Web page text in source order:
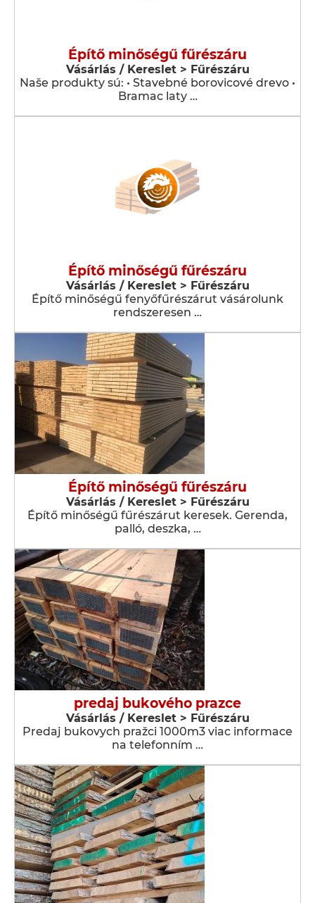
Építő minőségű fűrészáru
Vásárlás / Kereslet > Fűrészáru
Naše produkty sú: • Stavebné borovicové drevo •
Bramac laty …
Építő minőségű fűrészáru
Vásárlás / Kereslet > Fűrészáru
Építő minőségű fenyőfűrészárut vásárolunk
rendszeresen …
Építő minőségű fűrészáru
Vásárlás / Kereslet > Fűrészáru
Építő minőségű fűrészárut keresek. Gerenda,
palló, deszka, …
predaj bukového prazce
Vásárlás / Kereslet > Fűrészáru
Predaj bukovych pražci 1000m3 viac informace
na telefonním …